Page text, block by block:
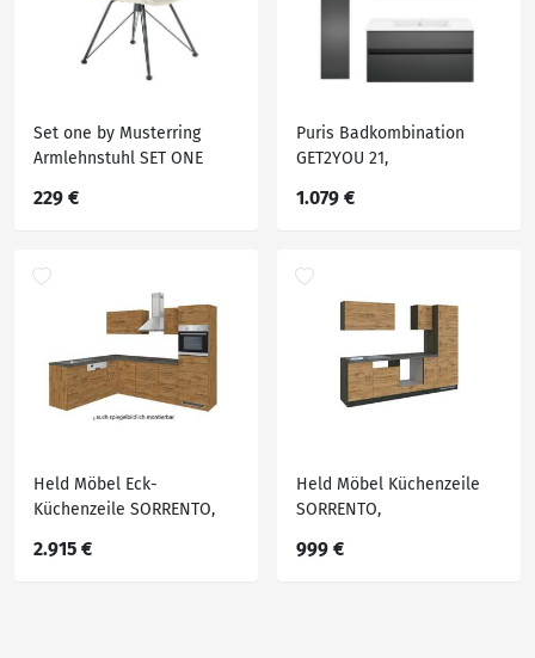
Set one by Musterring
Armlehnstuhl SET ONE
229 €
Puris Badkombination
GET2YOU 21,
1.079 €
Held Möbel Eck-
Küchenzeile SORRENTO,
2.915 €
Held Möbel Küchenzeile
SORRENTO,
999 €